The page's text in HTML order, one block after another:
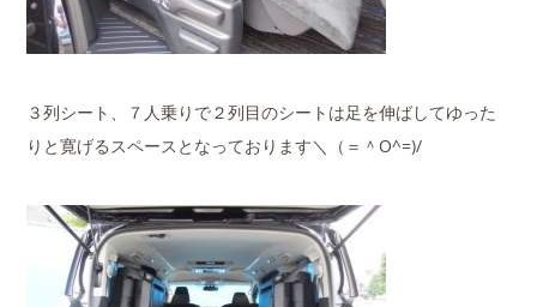
３列シート、７人乗りで２列目のシートは足を伸ばしてゆった
りと寛げるスペースとなっております＼（＝＾O^=)/